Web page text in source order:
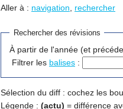
Aller à : navigation, rechercher
Rechercher des révisions
À partir de l'année (et
Filtrer les balises :
Sélection du diff : cochez les
Légende : (actu) = différence